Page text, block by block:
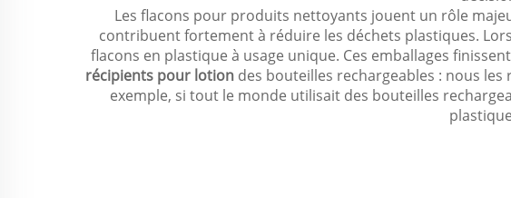
Les flacons pour produits nettoyants jouent un rôle
contribuent fortement à réduire les déchets plastiques.
flacons en plastique à usage unique. Ces emballages
récipients pour lotion des bouteilles rechargeables : nous
exemple, si tout le monde utilisait des bouteilles